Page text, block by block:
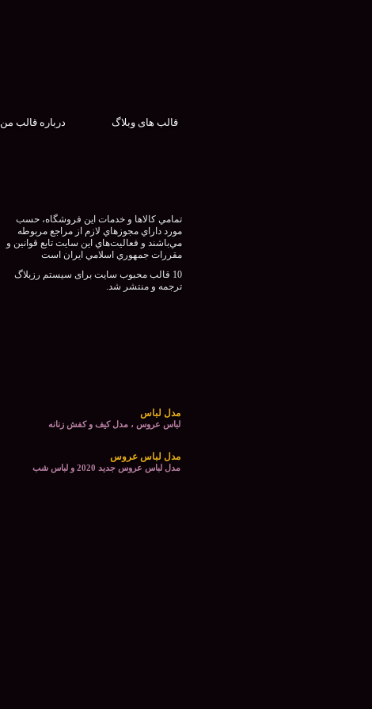
درباره قالب من قالب های وبلاگ
تمامي كالاها و خدمات اين فروشگاه، حسب
مورد داراي مجوزهاي لازم از مراجع مربوطه
مي‌باشند و فعاليت‌هاي اين سايت تابع قوانين و
مقررات جمهوري اسلامي ايران است
10 قالب محبوب سایت برای سیستم رزبلاگ
ترجمه و منتشر شد.
مدل لباس
لباس عروس ، مدل کیف و کفش زنانه
مدل لباس عروس
مدل لباس عروس جدید 2020 و لباس شب